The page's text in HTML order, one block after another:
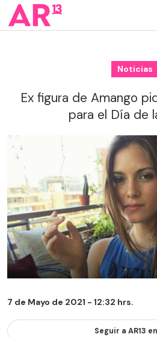
Noticias
Ex figura de Amango
para el Día de
7 de Mayo de 2021 - 12:32 hrs.
Seguir a AR13 en